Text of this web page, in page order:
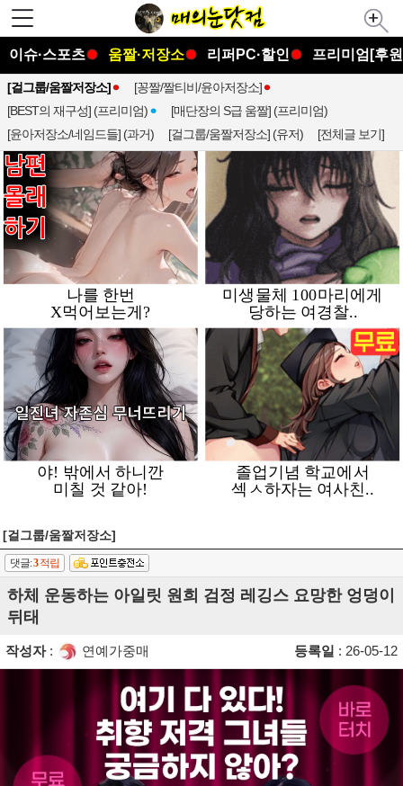
이슈·스포츠 움짤·저장소 리퍼PC·할인 프리미엄[후
[걸그룹/움짤저장소]
[꽁짤/짤티비/윤아저장소]
[BEST의 재구성] (프리미엄)
[매단장의 S급 움짤] (프리미엄)
[윤아저장소/네임드들] (과거)
[걸그룹/움짤저장소] (유저) [전체글 보기]
[걸그룹/움짤저장소]
댓글:3적립
하체 운동하는 아일릿 원희 검정 레깅스 요망한 엉덩이
뒤태
작성자: 연예가중매 등록일 : 26-05-12